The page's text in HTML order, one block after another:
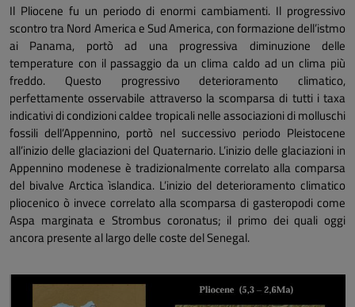
Il Pliocene fu un periodo di enormi cambiamenti. Il progressivo
scontro tra Nord America e Sud America, con formazione dell’istmo
ai Panama, portò ad una progressiva diminuzione delle
temperature con il passaggio da un clima caldo ad un clima più
freddo. Questo progressivo deterioramento climatico,
perfettamente osservabile attraverso la scomparsa di tutti i taxa
indicativi di condizioni caldee tropicali nelle associazioni di molluschi
fossili dell’Appennino, portò nel successivo periodo Pleistocene
all’inizio delle glaciazioni del Quaternario. L’inizio delle glaciazioni in
Appennino modenese è tradizionalmente correlato alla comparsa
del bivalve Arctica ìslandica. L’inizio del deterioramento climatico
pliocenico ò invece correlato alla scomparsa di gasteropodi come
Aspa marginata eStrombus coronatus; il primo dei quali oggi
ancora presente al largo delle coste del Senegal.